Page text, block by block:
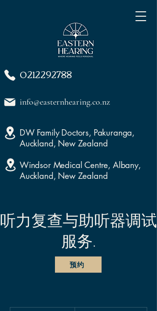
0212292788
info@easternhearing.co.nz
DW Family Doctors, Pakuranga,
Auckland, New Zealand
Windsor Medical Centre, Albany,
Auckland, New Zealand
听力复查与助听器调试
服务.
预约